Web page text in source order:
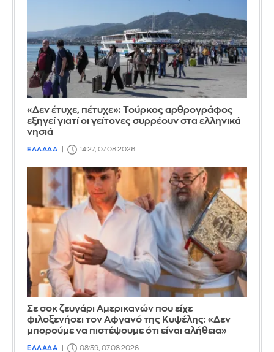
«Δεν έτυχε, πέτυχε»: Τούρκος αρθρογράφος
εξηγεί γιατί οι γείτονες συρρέουν στα ελληνικά
νησιά
ΕΛΛΑΔΑ 14:27, 07.08.2026
Σε σοκ ζευγάρι Αμερικανών που είχε
φιλοξενήσει τον Αφγανό της Κυψέλης: «Δεν
μπορούμε να πιστέψουμε ότι είναι αλήθεια»
ΕΛΛΑΔΑ 08:39, 07.08.2026